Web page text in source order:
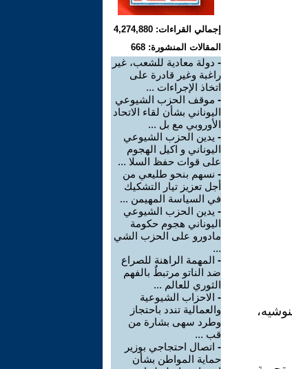
إجمالي القراءات: 4,274,880
المقالات المنشورة: 668
- دولة معادية للشعب، غير
راغبة وغير قادرة على
اتخاذ الإجراءات ...
- موقف الحزب الشيوعي
اليوناني بشأن لقاء الاتحاد
الأوروبي مع بل ...
- يدين الحزب الشيوعي
اليوناني و اكيل الهجوم
على قوات حفظ السلا ...
- نسهم بنحو طليعي من
أجل تعزيز تيار التشكيك
في السياسة المهيمن ...
- يدين الحزب الشيوعي
اليوناني هجوم حكومة
مادورو على الحزب الشي
...
- المهمة الراهنة للصراع
ضد الناتو مرتبطٌ بالفهم
الثوري للعالم ...
- الاحزاب الشيوعية
والعمالية تندد باحتجاز
وطرد سهى بشارة من
قب ...
- اتصال احتجاجي بوزير
حماية المواطن بشأن